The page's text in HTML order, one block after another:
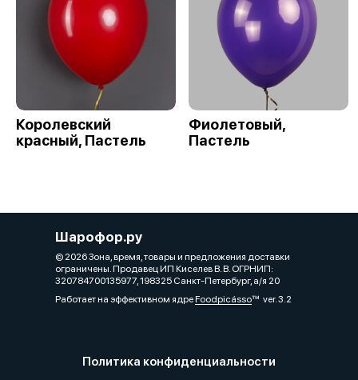
Королевский
красный, Пастель
Фиолетовый,
Пастель
Шарофор.ру
© 2026 Зона, время, товары и предложения доставки
ограничены. Продавец ИП Киселев В. В. ОГРНИП:
320784700135977, 198325 Санкт-Петербург, а/я 20
Работает на эффективном ядреFoodpicássover. 3.2
Политика конфиденциальности